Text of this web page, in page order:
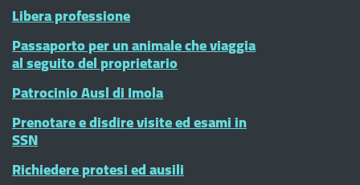
Libera professione
Passaporto per un animale che viaggia
al seguito del proprietario
Patrocinio Ausl di Imola
Prenotare e disdire visite ed esami in
SSN
Richiedere protesi ed ausili